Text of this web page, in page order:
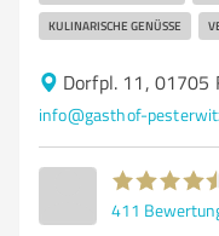
KULINARISCHE GENÜSSE
Dorfpl. 11, 01705
info@gasthof-
411